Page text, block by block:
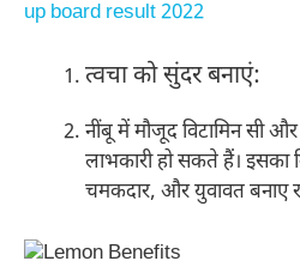
up board result 2022
त्वचा को सुंदर बनाएं:
नींबू में मौजूद विटामिन सी
लाभकारी हो सकते हैं। इसका
चमकदार, और युवावत बनाए